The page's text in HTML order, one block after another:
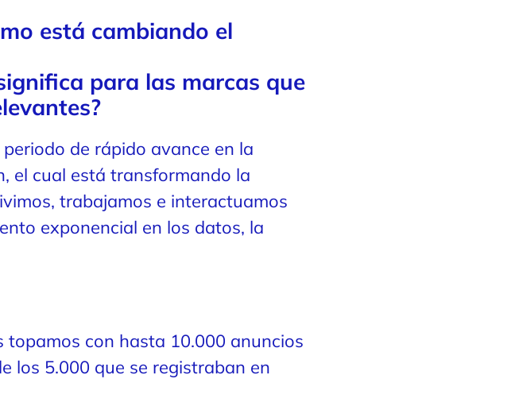
está cambiando el
para las marcas que
de rápido avance en la
el cual está transformando la
trabajamos e interactuamos
exponencial en los datos, la
topamos con hasta 10.000 anuncios
los 5.000 que se registraban en